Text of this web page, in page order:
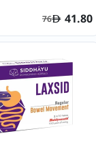
41.80
76